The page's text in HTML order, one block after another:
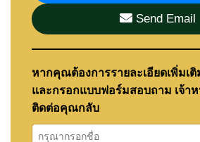
Send Email
หากคุณต้องการรายละเอียดเพิ่มเ
และกรอกแบบฟอร์มสอบถาม เจ้าห
ติดต่อคุณกลับ